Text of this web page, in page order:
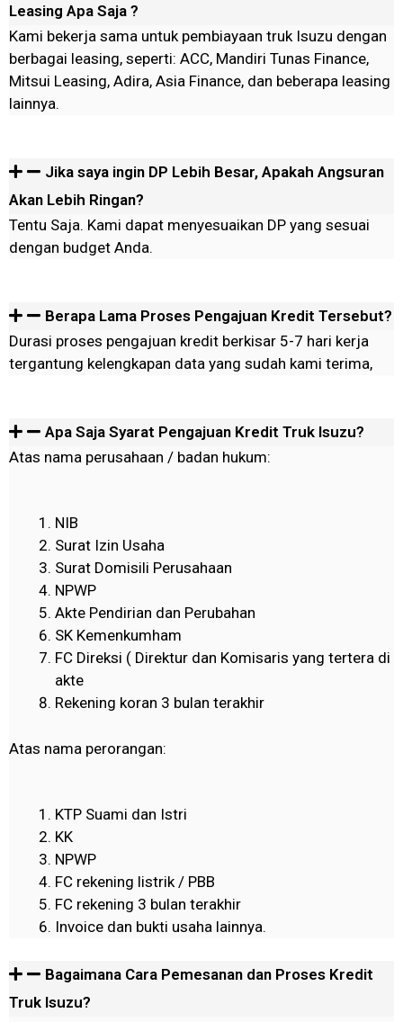
Leasing Apa Saja ?
Kami bekerja sama untuk pembiayaan truk Isuzu dengan
berbagai leasing, seperti: ACC, Mandiri Tunas Finance,
Mitsui Leasing, Adira, Asia Finance, dan beberapa leasing
lainnya.
Jika saya ingin DP Lebih Besar, Apakah Angsuran
Akan Lebih Ringan?
Tentu Saja. Kami dapat menyesuaikan DP yang sesuai
dengan budget Anda.
Berapa Lama Proses Pengajuan Kredit Tersebut?
Durasi proses pengajuan kredit berkisar 5-7 hari kerja
tergantung kelengkapan data yang sudah kami terima,
Apa Saja Syarat Pengajuan Kredit Truk Isuzu?
Atas nama perusahaan / badan hukum:
NIB
Surat Izin Usaha
Surat Domisili Perusahaan
NPWP
Akte Pendirian dan Perubahan
SK Kemenkumham
FC Direksi ( Direktur dan Komisaris yang tertera di
akte
Rekening koran 3 bulan terakhir
Atas nama perorangan:
KTP Suami dan Istri
KK
NPWP
FC rekening listrik / PBB
FC rekening 3 bulan terakhir
Invoice dan bukti usaha lainnya.
Bagaimana Cara Pemesanan dan Proses Kredit
Truk Isuzu?